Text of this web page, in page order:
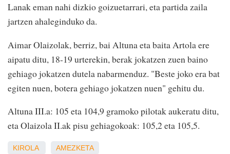
Lanak eman nahi dizkio goizuetarrari, eta partida zaila
jartzen ahaleginduko da.
Aimar Olaizolak, berriz, bai Altuna eta baita Artola ere
aipatu ditu, 18-19 urterekin, berak jokatzen zuen baino
gehiago jokatzen dutela nabarmenduz. "Beste joko era bat
egiten nuen, botera gehiago jokatzen nuen" gehitu du.
Altuna III.a: 105 eta 104,9 gramoko pilotak aukeratu ditu,
eta Olaizola II.ak pisu gehiagokoak: 105,2 eta 105,5.
KIROLA AMEZKETA